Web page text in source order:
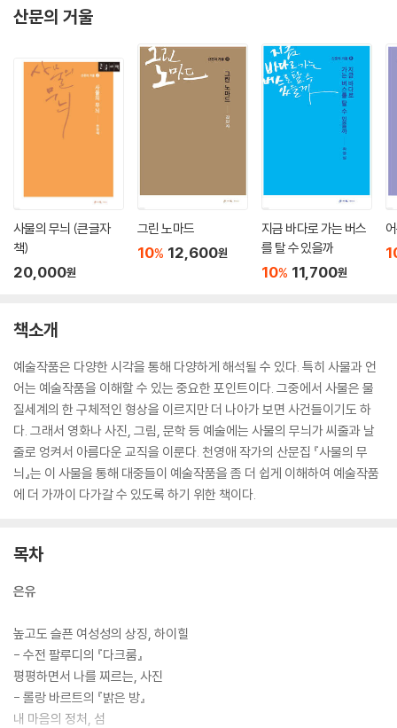
산문의 거울
사물의 무늬 (큰글자
책)
20,000원
그린 노마드
10% 12,600원
지금 바다로 가는 버스
를 탈 수 있을까
10% 11,700원
책소개
예술작품은 다양한 시각을 통해 다양하게 해석될 수 있다. 특히 사물과 언
어는 예술작품을 이해할 수 있는 중요한 포인트이다. 그중에서 사물은 물
질세계의 한 구체적인 형상을 이르지만 더 나아가 보면 사건들이기도 하
다. 그래서 영화나 사진, 그림, 문학 등 예술에는 사물의 무늬가 씨줄과 날
줄로 엉켜서 아름다운 교직을 이룬다. 천영애 작가의 산문집 『사물의 무
늬』는 이 사물을 통해 대중들이 예술작품을 좀 더 쉽게 이해하여 예술작품
에 더 가까이 다가갈 수 있도록 하기 위한 책이다.
목차
은유
높고도 슬픈 여성성의 상징, 하이힐
- 수전 팔루디의 『다크룸』
평평하면서 나를 찌르는, 사진
- 롤랑 바르트의 『밝은 방』
내 마음의 정처, 섬